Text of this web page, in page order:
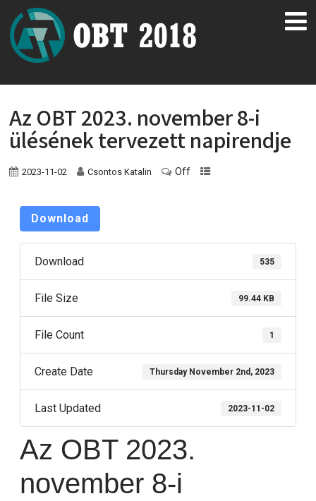
Az OBT 2023. november 8-i
ülésének tervezett napirendje
2023-11-02 Csontos Katalin Off
Download
Download 535
File Size 99.44 KB
File Count 1
Create Date Thursday November 2nd, 2023
Last Updated 2023-11-02
Az OBT 2023.
november 8-i